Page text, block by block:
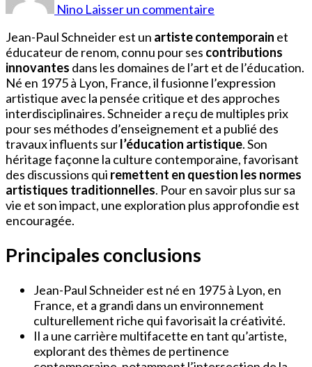
Nino Laisser un commentaire
Schneider
Wikipédia
Jean-Paul Schneider est un artiste contemporain et
éducateur de renom, connu pour ses contributions
innovantes dans les domaines de l’art et de l’éducation.
Né en 1975 à Lyon, France, il fusionne l’expression
artistique avec la pensée critique et des approches
interdisciplinaires. Schneider a reçu de multiples prix
pour ses méthodes d’enseignement et a publié des
travaux influents surl’éducation artistique. Son
héritage façonne la culture contemporaine, favorisant
des discussions qui remettent en question les normes
artistiques traditionnelles. Pour en savoir plus sur sa
vie et son impact, une exploration plus approfondie est
encouragée.
Principales conclusions
Jean-Paul Schneider est né en 1975 à Lyon, en
France, et a grandi dans un environnement
culturellement riche qui favorisait la créativité.
Il a une carrière multifacette en tant qu’artiste,
explorant des thèmes de pertinence